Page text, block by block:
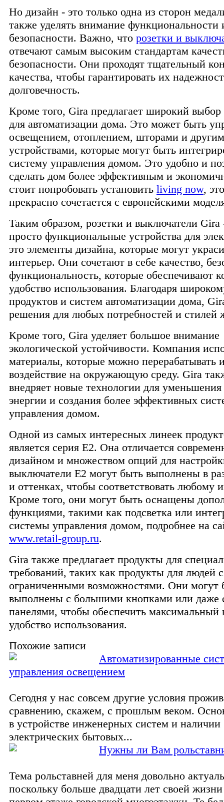
Но дизайн - это только одна из сторон
также уделять внимание функциональности
безопасности. Важно, что розетки и
отвечают самым высоким стандартам
безопасности. Они проходят тщательный
качества, чтобы гарантировать их
долговечность.
Кроме того, Gira предлагает широкий выбор
для автоматизации дома. Это может быть
освещением, отоплением, шторами и
устройствами, которые могут быть
систему управления домом. Это удобно и
сделать дом более эффективным и
стоит попробовать установить living now,
прекрасно сочетается с европейскими
Таким образом, розетки и выключатели Gira
просто функциональные устройства для
это элементы дизайна, которые могут
интерьер. Они сочетают в себе качество,
функциональность, которые обеспечивают
удобство использования. Благодаря
продуктов и систем автоматизации дома,
решения для любых потребностей и стилей
Кроме того, Gira уделяет большое внимание
экологической устойчивости. Компания
материалы, которые можно перерабатывать
воздействие на окружающую среду. Gira
внедряет новые технологии для уменьшения
энергии и создания более эффективных
управления домом.
Одной из самых интересных линеек
является серия E2. Она отличается
дизайном и множеством опций для
выключатели E2 могут быть выполнены в
и оттенках, чтобы соответствовать любому
Кроме того, они могут быть оснащены
функциями, такими как подсветка или
системы управления домом, подробнее на
www.retail-group.ru.
Gira также предлагает продукты для
требований, таких как продукты для людей с
ограниченными возможностями. Они могут
выполнены с большими кнопками или даже
панелями, чтобы обеспечить максимальный
удобство использования.
Похожие записи
Автоматизированные
управления освещением
Сегодня у нас совсем другие условия
сравнению, скажем, с прошлым веком.
в устройстве инженерных систем и наличии
электрических бытовых...
Нужны ли Вам
Тема рольставней для меня довольно
поскольку больше двадцати лет своей